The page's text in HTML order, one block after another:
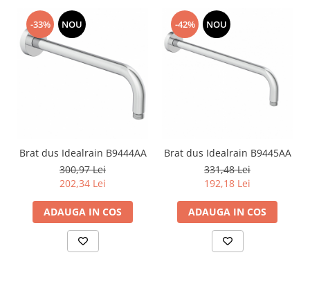
-33% NOU
Brat dus Idealrain B9444AA
300,97 Lei
202,34 Lei
ADAUGA IN COS
-42% NOU
Brat dus Idealrain B9445AA
331,48 Lei
192,18 Lei
ADAUGA IN COS